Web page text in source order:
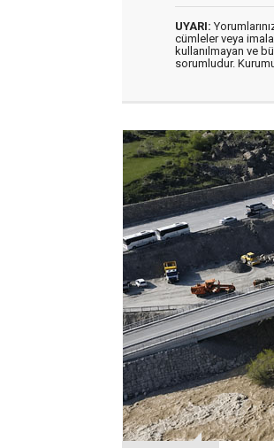
UYARI:
cümleler veya
kullanılmayan ve
sorumludur.